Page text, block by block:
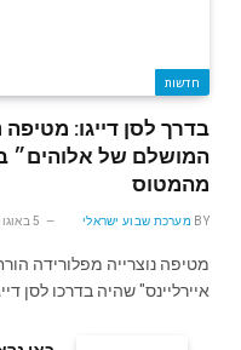
חדשות
בדרך לסן דייגו: מטיפה
המושלם של אלוהים״
מהמטוס
BY מערכת שבוע ישראלי 5 באוגוסט 2026
מטיפה נוצרייה מפלורידה
איירליינס" שהיה בדרכו לסן